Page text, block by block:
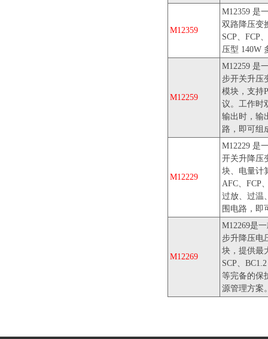
M12359
M12359 是
双路降压变
SCP、FCP
压型 140W
M12259
M12259 是
步开关升压
模块，支持
议。工作时
输出时，输
路，即可组
M12229
M12229 是
开关升降压
块、电量计
AFC、FCP
过放、过温
围电路，即
M12269
M12269是
步升降压电
块，提供最
SCP、
等完备的保
源管理方案